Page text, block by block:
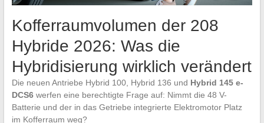
Kofferraumvolumen der 208
Hybride 2026: Was die
Hybridisierung wirklich verändert
Die neuen Antriebe Hybrid 100, Hybrid 136 und Hybrid 145 e-
DCS6werfen eine berechtigte Frage auf: Nimmt die 48 V-
Batterie und der in das Getriebe integrierte Elektromotor Platz
im Kofferraum weg?